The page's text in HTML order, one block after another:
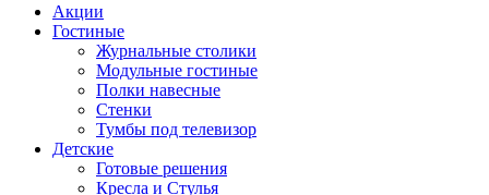
Акции
Гостиные
Журнальные столики
Модульные гостиные
Полки навесные
Стенки
Тумбы под телевизор
Детские
Готовые решения
Кресла и Стулья